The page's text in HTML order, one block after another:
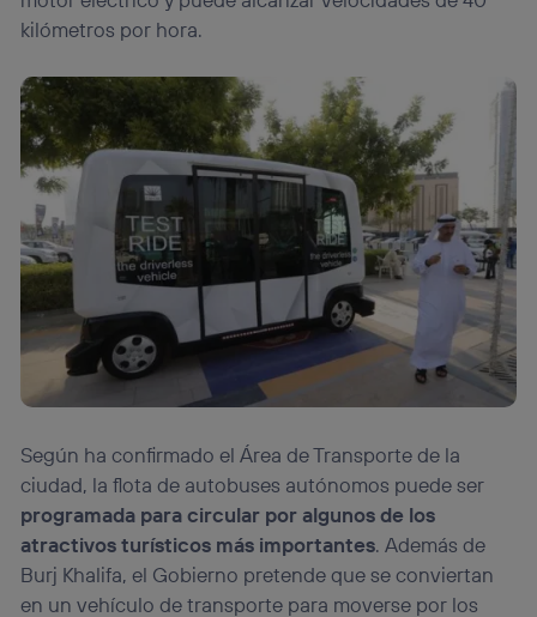
kilómetros por hora.
Según ha confirmado el Área de Transporte de la
ciudad, la flota de autobuses autónomos puede ser
programada para circular por algunos de los
atractivos turísticos más importantes. Además de
Burj Khalifa, el Gobierno pretende que se conviertan
en un vehículo de transporte para moverse por los